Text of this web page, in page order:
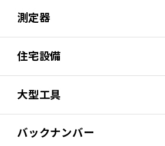
測定器
住宅設備
大型工具
バックナンバー